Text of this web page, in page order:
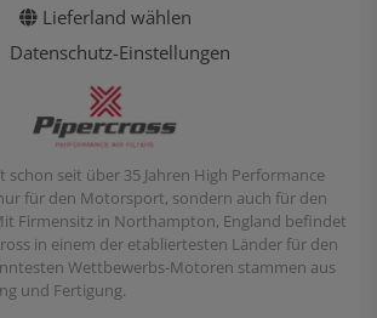
Lieferland wählen
Datenschutz-Einstellungen
schon seit über 35 Jahren High Performance
für den Motorsport, sondern auch für den
Firmensitz in Northampton, England befindet
in einem der etabliertesten Länder für den
Wettbewerbs-Motoren stammen aus
und Fertigung.